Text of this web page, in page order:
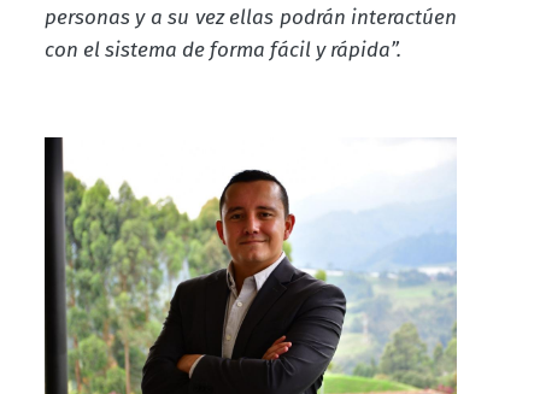
personas y a su vez ellas podrán interactúen
con el sistema de forma fácil y rápida”.